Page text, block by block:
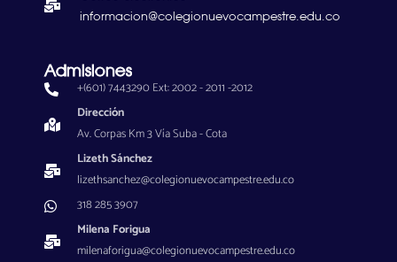
informacion@colegionuevocampestre.edu.co
Admisiones
+(601) 7443290 Ext: 2002 - 2011 -2012
Dirección
Av. Corpas Km 3 Vía Suba - Cota
Lizeth Sánchez
lizethsanchez@colegionuevocampestre.edu.co
318 285 3907
Milena Forigua
milenaforigua@colegionuevocampestre.edu.co